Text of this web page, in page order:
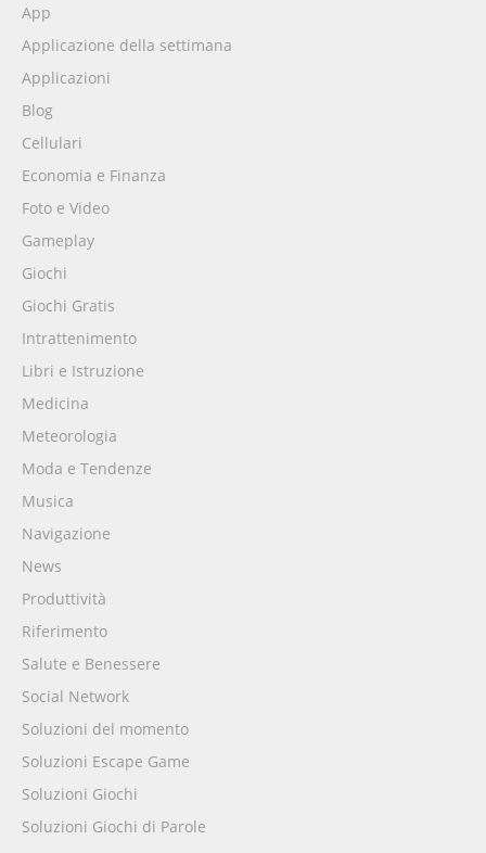
App
Applicazione della settimana
Applicazioni
Blog
Cellulari
Economia e Finanza
Foto e Video
Gameplay
Giochi
Giochi Gratis
Intrattenimento
Libri e Istruzione
Medicina
Meteorologia
Moda e Tendenze
Musica
Navigazione
News
Produttività
Riferimento
Salute e Benessere
Social Network
Soluzioni del momento
Soluzioni Escape Game
Soluzioni Giochi
Soluzioni Giochi di Parole